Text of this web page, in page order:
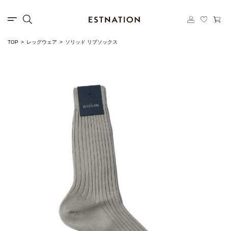
TOP レッグウェア ソリッド リブソックス